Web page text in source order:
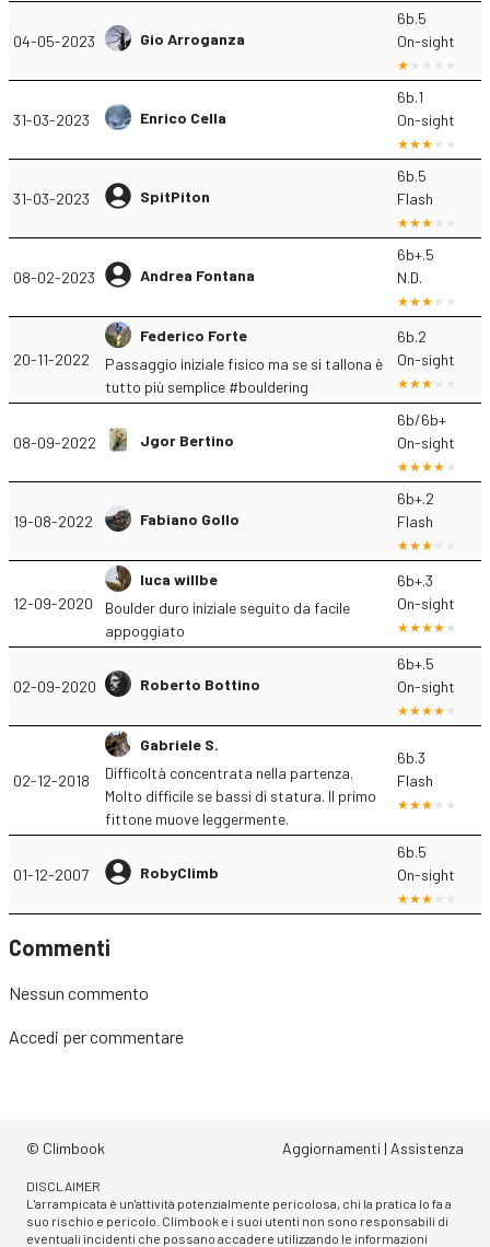
04-05-2023 Gio Arroganza
6b.5
On-sight
31-03-2023 Enrico Cella
6b.1
On-sight
31-03-2023 SpitPiton
6b.5
Flash
08-02-2023 Andrea Fontana
6b+.5
N.D.
20-11-2022
Federico Forte
Passaggio iniziale fisico ma se si tallona è
tutto più semplice #bouldering
6b.2
On-sight
08-09-2022 Jgor Bertino
6b/6b+
On-sight
19-08-2022 Fabiano Gollo
6b+.2
Flash
12-09-2020
luca willbe
Boulder duro iniziale seguito da facile
appoggiato
6b+.3
On-sight
02-09-2020 Roberto Bottino
6b+.5
On-sight
02-12-2018
Gabriele S.
Difficoltà concentrata nella partenza.
Molto difficile se bassi di statura. Il primo
fittone muove leggermente.
6b.3
Flash
01-12-2007 RobyClimb
6b.5
On-sight
Commenti
Nessun commento
Accedi per commentare
© Climbook Aggiornamenti | Assistenza
DISCLAIMER
L'arrampicata è un'attività potenzialmente pericolosa, chi la pratica lo fa a
suo rischio e pericolo. Climbook e i suoi utenti non sono responsabili di
eventuali incidenti che possano accadere utilizzando le informazioni